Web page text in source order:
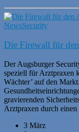
NewsSecurity
Die Firewall für
Der Augsburger
speziell für Arztpraxen
Wächter’ auf den
gravierenden
Arztpraxen durch einen
3 März